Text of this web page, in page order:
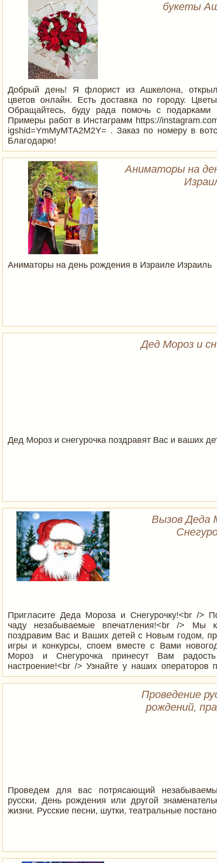
букеты
Добрый день! Я флорист из Ашкелона,
цветов онлайн. Есть доставка по городу.
Обращайтесь, буду рада помочь с подарками
Примеры работ в Инстаграмм https://
igshid=YmMyMTA2M2Y= . Заказ по номеру в
Благодарю!
Аниматоры на
Аниматоры на день рождения в Израиле Израиль
Дед Мороз и
Дед Мороз и снегурочка поздравят Вас и ваших
Вызов Деда
Пригласите Деда Мороза и Снегурочку!<br />
чаду незабываемые впечатления!<br /> Мы
поздравим Вас и Ваших детей с Новым годом,
игры и конкурсы, споем вместе с Вами
Мороз и Снегурочка принесут Вам
настроение!<br /> Узнайте у наших операторов
акцию!
Проведение
рождений,
Проведем для вас потрясающий
русски, День рождения или другой
жизни. Русские песни, шутки, театральные